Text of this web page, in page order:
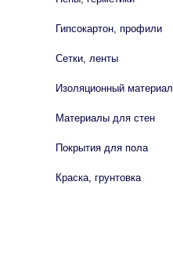
Гипсокартон, профили
Сетки, ленты
Изоляционный материал
Материалы для стен
Покрытия для пола
Краска, грунтовка